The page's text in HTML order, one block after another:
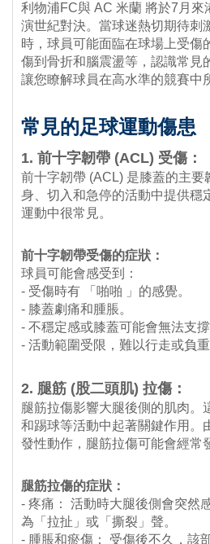
利物浦FC與 AC 米蘭 將於7月來
演世紀對決。當球迷熱切期待刺
時，球員可能面臨在球場上受傷
傷到骨折和腦震盪等，認識常見
讓您瞭解球員在高水準的競賽中
常見的足球運動傷患
1. 前十字韌帶 (ACL) 受傷：
前十字韌帶 (ACL) 是膝蓋的主要
身、切入和急停的活動中提供穩
運動中很常見。
前十字韌帶受傷的症狀：
球員可能會感受到：
- 受傷時有 「啪啪 」的感覺。
- 膝蓋劇痛和腫脹。
- 不穩定感或膝蓋可能會無法支撐
- 活動範圍受限，難以行走或負重
2. 腿筋 (股二頭肌) 拉傷：
腿筋拉傷影響大腿後側的肌肉。
和踢球等活動中起著關鍵作用。
發性動作，腿筋拉傷可能會經常
腿筋拉傷的症狀：
- 疼痛： 活動時大腿後側會突然
為「拉扯」或「撕裂」聲。
- 腫脹和瘀傷： 受傷後不久，該